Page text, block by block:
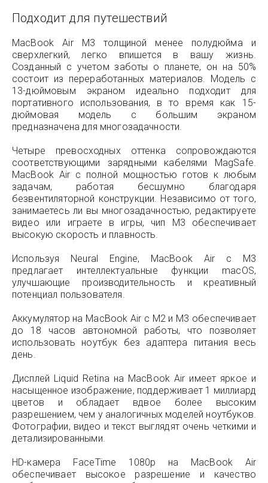
Подходит для путешествий
MacBook Air M3 толщиной менее полудюйма и
сверхлегкий, легко впишется в вашу жизнь.
Созданный с учетом заботы о планете, он на 50%
состоит из переработанных материалов. Модель с
13-дюймовым экраном идеально подходит для
портативного использования, в то время как 15-
дюймовая модель с большим экраном
предназначена для многозадачности.
Четыре превосходных оттенка сопровождаются
соответствующими зарядными кабелями MagSafe.
MacBook Air с полной мощностью готов к любым
задачам, работая бесшумно благодаря
безвентиляторной конструкции. Независимо от того,
занимаетесь ли вы многозадачностью, редактируете
видео или играете в игры, чип M3 обеспечивает
высокую скорость и плавность.
Используя Neural Engine, MacBook Air с M3
предлагает интеллектуальные функции macOS,
улучшающие производительность и креативный
потенциал пользователя.
Аккумулятор на MacBook Air с M2 и M3 обеспечивает
до 18 часов автономной работы, что позволяет
использовать ноутбук без адаптера питания весь
день.
Дисплей Liquid Retina на MacBook Air имеет яркое и
насыщенное изображение, поддерживает 1 миллиард
цветов и обладает вдвое более высоким
разрешением, чем у аналогичных моделей ноутбуков.
Фотографии, видео и текст выглядят очень четкими и
детализированными.
HD-камера FaceTime 1080p на MacBook Air
обеспечивает высокое разрешение и качество